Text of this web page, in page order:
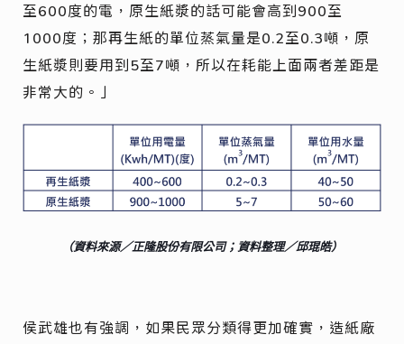
至600度的電，原生紙漿的話可能會高到900至
1000度；那再生紙的單位蒸氣量是0.2至0.3噸，原
生紙漿則要用到5至7噸，所以在耗能上面兩者差距是
非常大的。」
（資料來源／正隆股份有限公司；資料整理／邱琨皓）
侯武雄也有強調，如果民眾分類得更加確實，造紙廠